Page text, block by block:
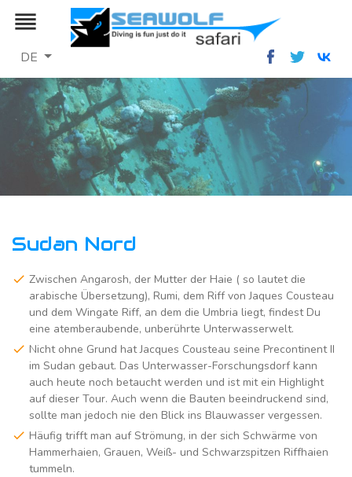
reorder
DE
Sudan Nord
Zwischen Angarosh, der Mutter der Haie ( so lautet die
arabische Übersetzung), Rumi, dem Riff von Jaques Cousteau
und dem Wingate Riff, an dem die Umbria liegt, findest Du
eine atemberaubende, unberührte Unterwasserwelt.
Nicht ohne Grund hat Jacques Cousteau seine Precontinent II
im Sudan gebaut. Das Unterwasser-Forschungsdorf kann
auch heute noch betaucht werden und ist mit ein Highlight
auf dieser Tour. Auch wenn die Bauten beeindruckend sind,
sollte man jedoch nie den Blick ins Blauwasser vergessen.
Häufig trifft man auf Strömung, in der sich Schwärme von
Hammerhaien, Grauen, Weiß- und Schwarzspitzen Riffhaien
tummeln.